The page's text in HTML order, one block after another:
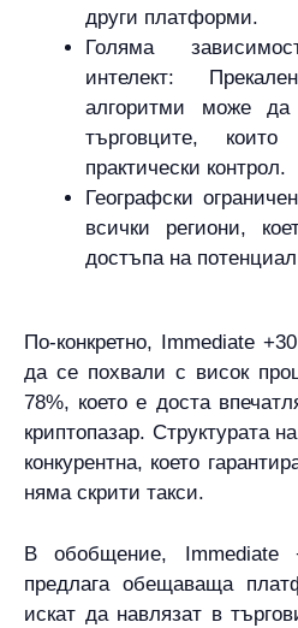
други платформи.
Голяма
интелект:
алгоритми може
търговците, които
практически контрол.
Географски
всички региони,
достъпа на
По-конкретно, Immediate
да се похвали с висок
78%, което е доста
криптопазар. Структурата
конкурентна, което
няма скрити такси.
В обобщение, Immediate
предлага обещаваща
искат да навлязат в